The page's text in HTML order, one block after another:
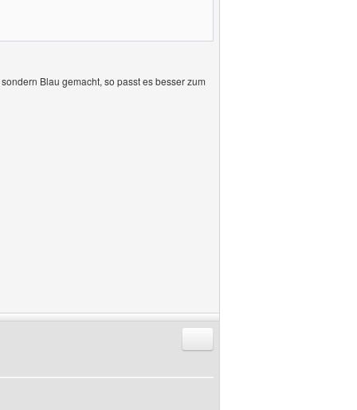
Blau gemacht, so passt es besser zum